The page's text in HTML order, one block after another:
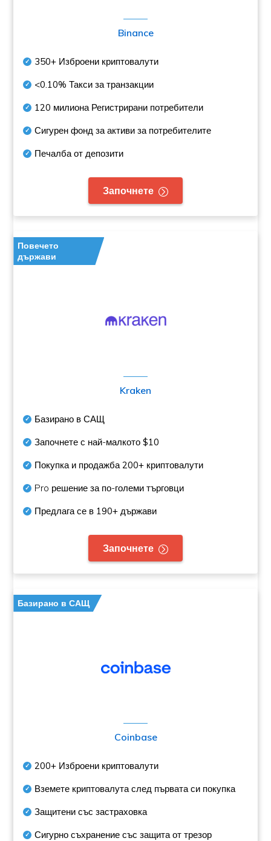
Binance
350+ Изброени криптовалути
<0.10% Такси за транзакции
120 милионаРегистрирани потребители
Сигурен фонд за активи за потребителите
Печалба от депозити
Започнете
Повечето
държави
Kraken
Базирано в САЩ
Започнете с най-малкото$10
Покупка и продажба200+ криптовалути
Pro решение за по-големи търговци
Предлага се в 190+ държави
Започнете
Базирано в САЩ
Coinbase
200+ Изброени криптовалути
Вземете криптовалута след първата си покупка
Защитени със застраховка
Сигурно съхранение със защита от трезор